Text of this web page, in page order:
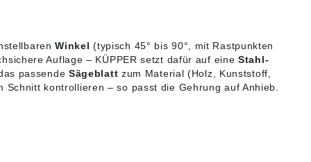
Winkel (typisch 45° bis 90°, mit Rastpunkten
Auflage – KÜPPER setzt dafür auf eineStahl-
passende Sägeblatt zum Material (Holz, Kunststoff,
kontrollieren – so passt die Gehrung auf Anhieb.